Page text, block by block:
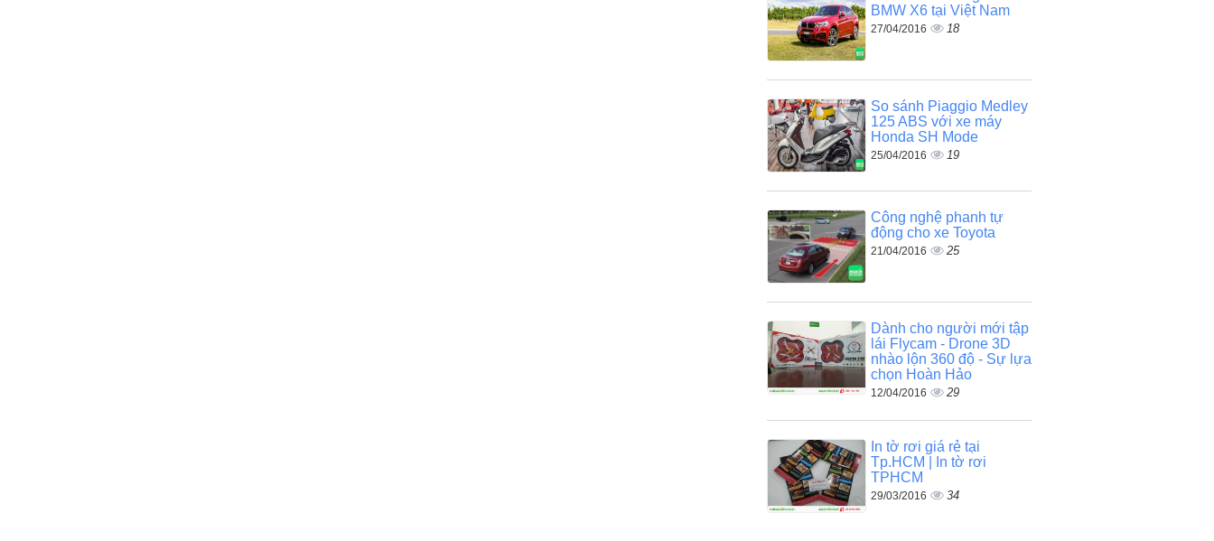
BMW X6 tại Việt Nam
27/04/2016 18
So sánh Piaggio Medley
125 ABS với xe máy
Honda SH Mode
25/04/2016 19
Công nghệ phanh tự
động cho xe Toyota
21/04/2016 25
Dành cho người mới tập
lái Flycam - Drone 3D
nhào lộn 360 độ - Sự lựa
chọn Hoàn Hảo
12/04/2016 29
In tờ rơi giá rẻ tại
Tp.HCM | In tờ rơi
TPHCM
29/03/2016 34